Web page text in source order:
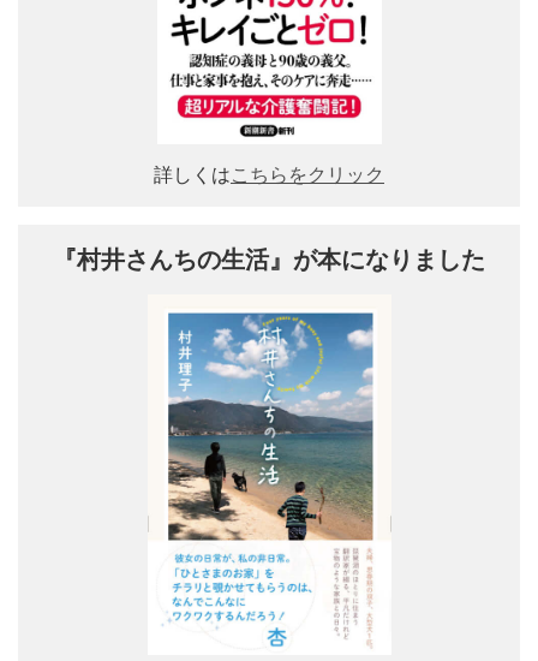
詳しくはこちらをクリック
『村井さんちの生活』が本になりました